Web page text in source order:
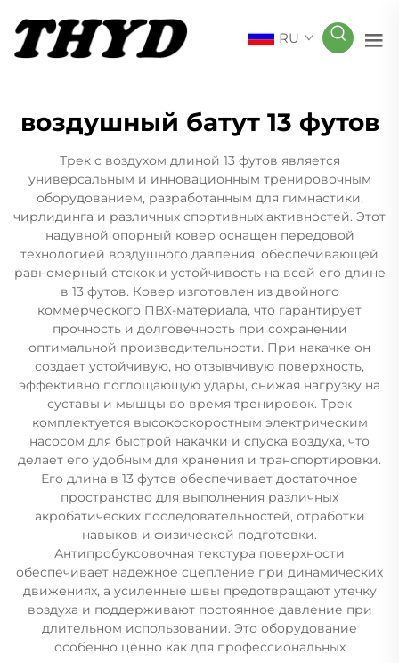
RU
воздушный батут 13 футов
Трек с воздухом длиной 13 футов является
универсальным и инновационным тренировочным
оборудованием, разработанным для гимнастики,
чирлидинга и различных спортивных активностей. Этот
надувной опорный ковер оснащен передовой
технологией воздушного давления, обеспечивающей
равномерный отскок и устойчивость на всей его длине
в 13 футов. Ковер изготовлен из двойного
коммерческого ПВХ-материала, что гарантирует
прочность и долговечность при сохранении
оптимальной производительности. При накачке он
создает устойчивую, но отзывчивую поверхность,
эффективно поглощающую удары, снижая нагрузку на
суставы и мышцы во время тренировок. Трек
комплектуется высокоскоростным электрическим
насосом для быстрой накачки и спуска воздуха, что
делает его удобным для хранения и транспортировки.
Его длина в 13 футов обеспечивает достаточное
пространство для выполнения различных
акробатических последовательностей, отработки
навыков и физической подготовки.
Антипробуксовочная текстура поверхности
обеспечивает надежное сцепление при динамических
движениях, а усиленные швы предотвращают утечку
воздуха и поддерживают постоянное давление при
длительном использовании. Это оборудование
особенно ценно как для профессиональных